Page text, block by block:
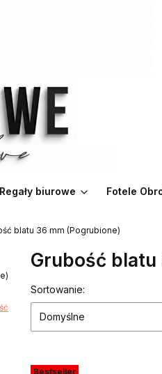
Regały biurowe Fotele
blatu 36 mm (Pogrubione)
Grubość blatu
Lista produktów
Sortowanie:
Domyślne
Bestseller